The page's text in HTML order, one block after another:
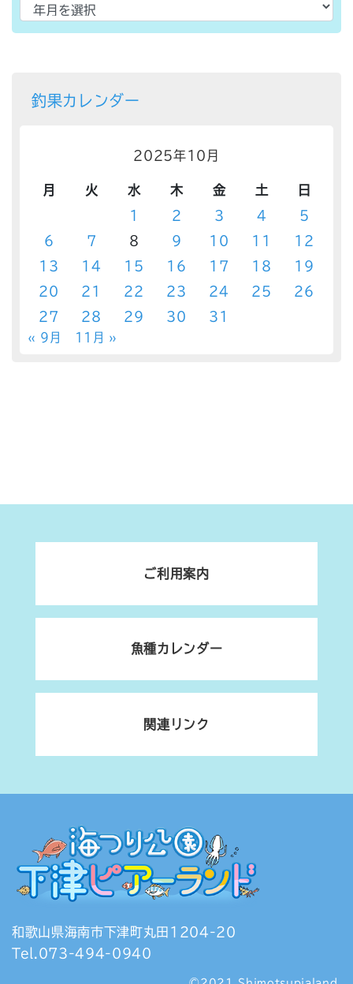
釣果カレンダー
2025年10月
月 火 水 木 金 土
日
1
2 3 4
5
6
7 8 9 10 11
12
13
14 15 16 17 18
19
20
21 22 23 24 25
26
27
28 29 30 31
« 9月 11月 »
ご利用案内
魚種カレンダー
関連リンク
和歌山県海南市下津町丸田1204-20
Tel.073-494-0940